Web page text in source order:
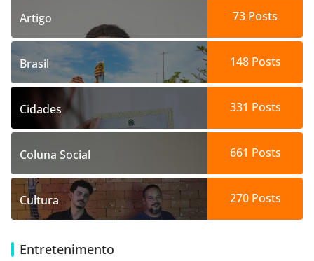
Artigo 73 Posts
Brasil 148Posts
Cidades 331 Posts
Coluna Social 661 Posts
Cultura 270Posts
Entretenimento